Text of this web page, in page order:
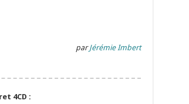
parJérémie Imbert
4CD :